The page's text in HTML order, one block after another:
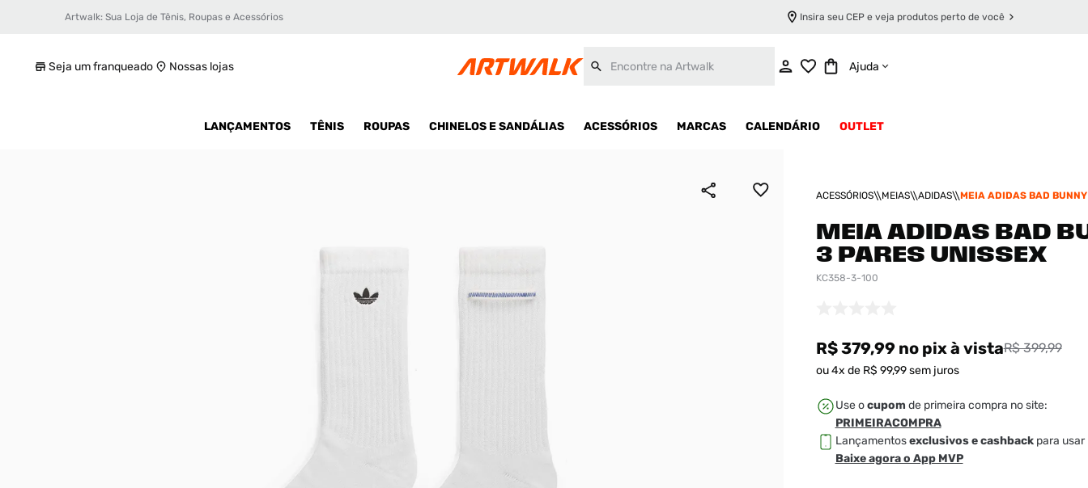
Artwalk: Sua Loja de Tênis, Roupas e Acessórios Insira seu CEP e veja produtos perto de você
Seja um franqueado Nossas lojas Ajuda
LANÇAMENTOS TÊNIS ROUPAS CHINELOS E SANDÁLIAS ACESSÓRIOS MARCAS CALENDÁRIO OUTLET
ACESSÓRIOS MEIAS ADIDAS
MEIA ADIDAS BAD
MEIA ADIDAS BAD
3 PARES UNISSEX
KC358-3-100
R$ 379,99no pixà vistaR$ 399,99
ou4x de R$ 99,99sem juros
Use ocupom de primeira compra no site:
PRIMEIRACOMPRA
Lançamentosexclusivos e cashbackpara usar
Baixe agora o App MVP
Meia adidas Bad Bunny 3 Pares Unissex